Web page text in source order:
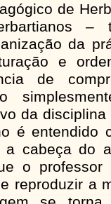
de
–
da
e
de
da
é entendido
a cabeça do
o professor
reproduzir a